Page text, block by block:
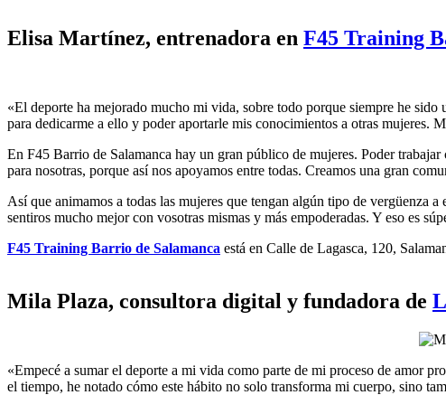
Elisa Martínez, entrenadora en F45 Training
«El deporte ha mejorado mucho mi vida, sobre todo porque siempre he
para dedicarme a ello y poder aportarle mis conocimientos a otras mujeres.
En F45 Barrio de Salamanca hay un gran público de mujeres. Poder
para nosotras, porque así nos apoyamos entre todas. Creamos una gran
Así que animamos a todas las mujeres que tengan algún tipo de vergüenza
sentiros mucho mejor con vosotras mismas y más empoderadas. Y eso es
F45 Training Barrio de Salamanca está en Calle de Lagasca, 120,
Mila Plaza, consultora digital y fundadora de
«Empecé a sumar el deporte a mi vida como parte de mi proceso de amor
el tiempo, he notado cómo este hábito no solo transforma mi cuerpo, sino